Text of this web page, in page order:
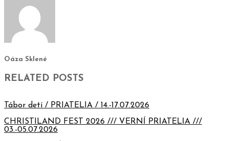
Oáza Sklené
RELATED POSTS
Tábor detí / PRIATELIA / 14.-17.07.2026
CHRISTILAND FEST 2026 /// VERNÍ PRIATELIA ///
03.-05.07.2026